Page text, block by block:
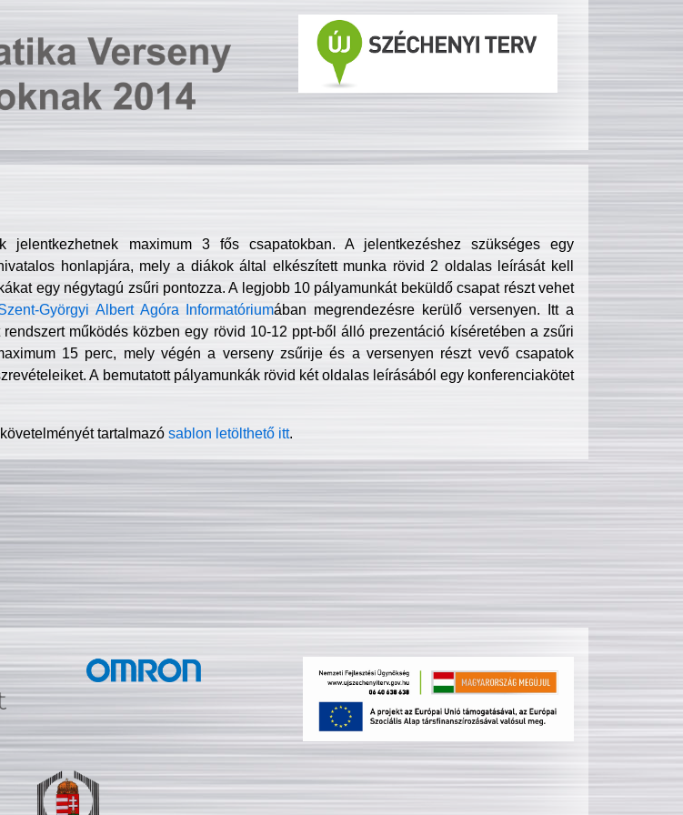
jelentkezhetnek maximum 3 fős csapatokban. A jelentkezéshez szükséges egy
honlapjára, mely a diákok által elkészített munka rövid 2 oldalas leírását kell
egy négytagú zsűri pontozza. A legjobb 10 pályamunkát beküldő csapat részt vehet
Györgyi Albert Agóra Informatóriumában megrendezésre kerülő versenyen. Itt a
működés közben egy rövid 10-12 ppt-ből álló prezentáció kíséretében a zsűri
15 perc, mely végén a verseny zsűrije és a versenyen részt vevő csapatok
A bemutatott pályamunkák rövid két oldalas leírásából egy konferenciakötet
tartalmazósablon letölthető itt.